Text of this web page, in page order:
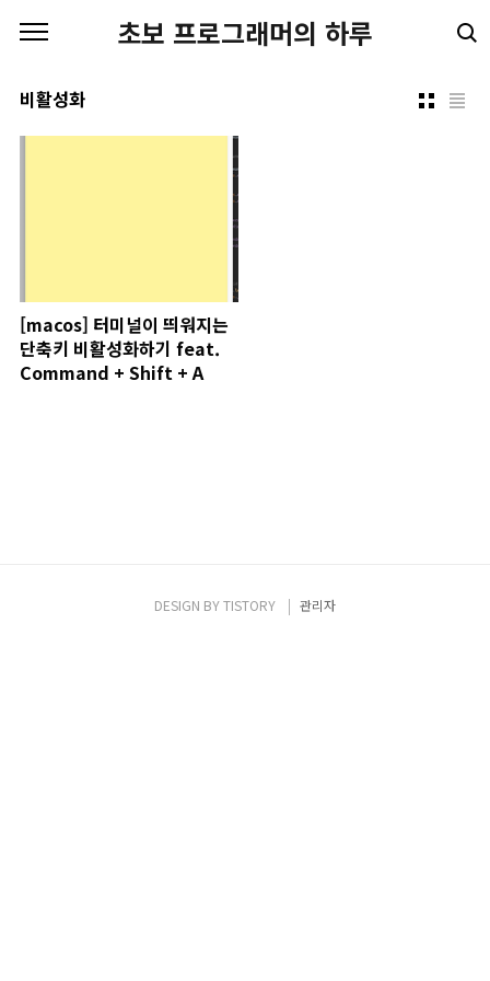
초보 프로그래머의 하루
비활성화
[macos] 터미널이 띄워지는
단축키 비활성화하기 feat.
Command + Shift + A
DESIGN BYTISTORY 관리자